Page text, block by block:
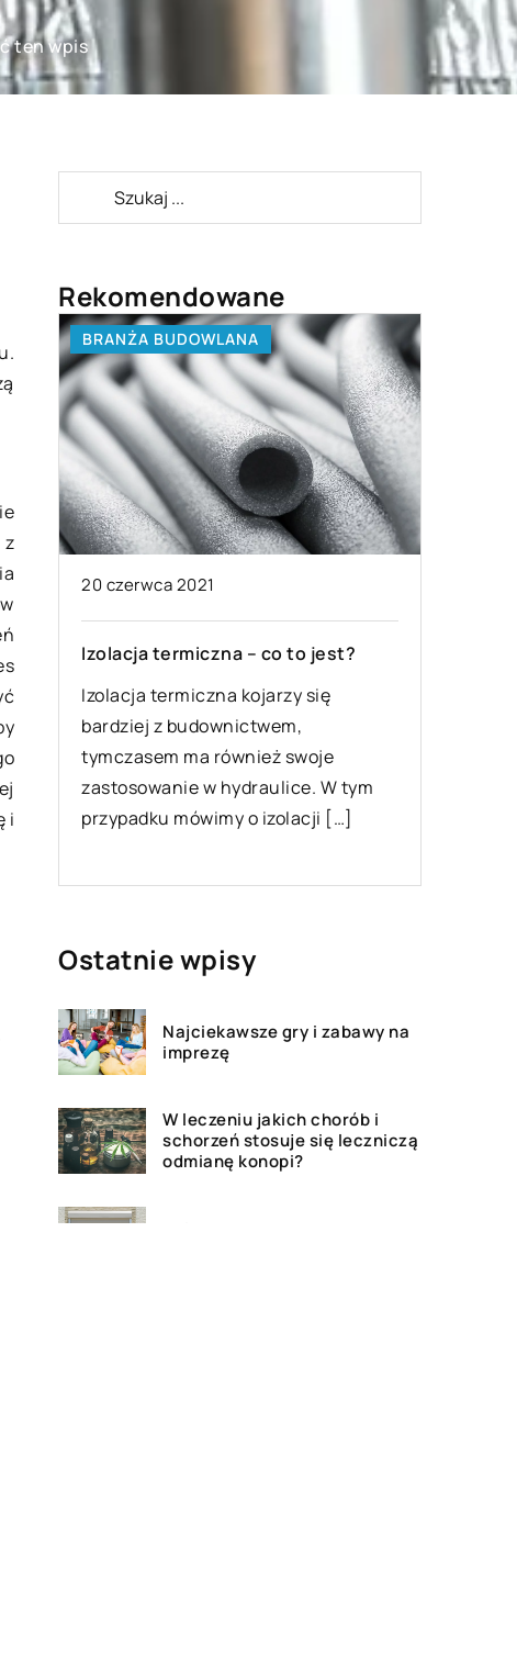
ten wpis
i
Rekomendowane
BRANŻA BUDOWLANA
20 czerwca 2021
Izolacja termiczna – co to jest?
Izolacja termiczna kojarzy się
bardziej z budownictwem,
tymczasem ma również swoje
zastosowanie w hydraulice. W tym
przypadku mówimy o izolacji […]
Ostatnie wpisy
Najciekawsze gry i zabawy na
imprezę
W leczeniu jakich chorób i
schorzeń stosuje się leczniczą
odmianę konopi?